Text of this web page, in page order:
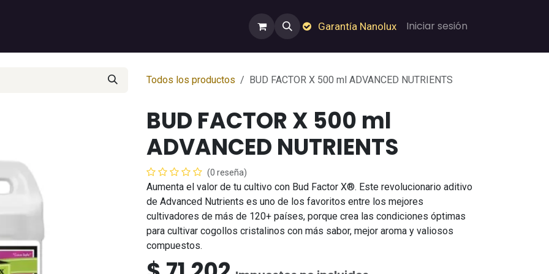
Sobre Nosotros Empleos Garantía de Nanolux
Garantía Nanolux Iniciar sesión
Todos los productos BUD FACTOR X 500 ml ADVANCED NUTRIENTS
BUD FACTOR X 500 ml
ADVANCED NUTRIENTS
(0 reseña)
Aumenta el valor de tu cultivo con Bud Factor X®. Este revolucionario aditivo
de Advanced Nutrients es uno de los favoritos entre los mejores
cultivadores de más de 120+ países, porque crea las condiciones óptimas
para cultivar cogollos cristalinos con más sabor, mejor aroma y valiosos
compuestos.